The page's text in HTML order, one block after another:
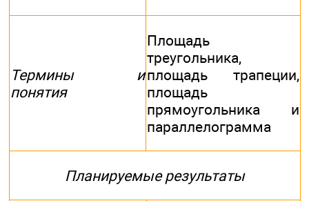
Термины и
понятия
Площадь
треугольника,
площадь трапеции,
площадь
прямоугольника и
параллелограмма
Планируемые результаты